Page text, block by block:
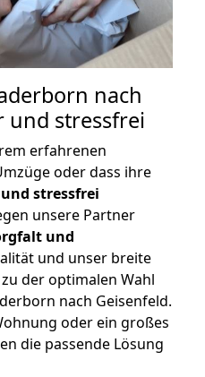
nach
und stressfrei
erfahrenen
oder dass ihre
stressfrei
unsere Partner
und
und unser breite
der optimalen Wahl
nach Geisenfeld.
oder ein großes
die passende Lösung